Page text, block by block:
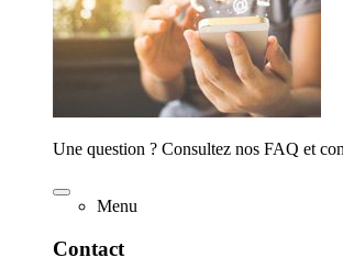
Une question ? Consultez nos FAQ et
Menu
Contact